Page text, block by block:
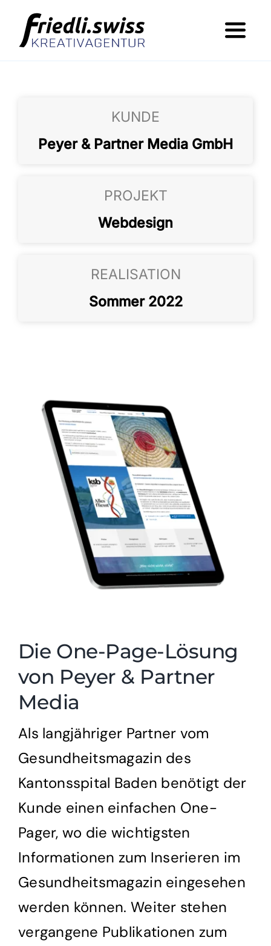
content
KUNDE
Peyer & Partner Media GmbH
PROJEKT
Webdesign
REALISATION
Sommer 2022
Die One-Page-Lösung
von Peyer & Partner
Media
Als langjähriger Partner vom
Gesundheitsmagazin des
Kantonsspital Baden benötigt der
Kunde einen einfachen One-
Pager, wo die wichtigsten
Informationen zum Inserieren im
Gesundheitsmagazin eingesehen
werden können. Weiter stehen
vergangene Publikationen zum